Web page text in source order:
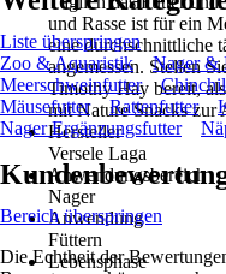
und Rasse ist für ein
eine durchschnittliche
angemessen. Stellen
Timothy Hay bereit,
mit Nature Snacks zur
Hersteller
Versele Laga
Anwendungsbereich
Nager
Anwendung
Füttern
Lebensphase
Liste überspringen
Zoo & Aquaristik
Nager &
Meerschweinfutter
Mäusefutter
Rattenfutter
Nager Ergänzungsfutter
Bereich überspringen
Die Echtheit der